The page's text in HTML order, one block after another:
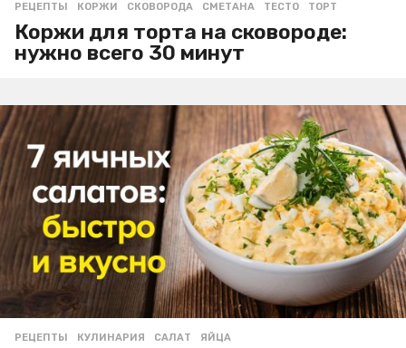
РЕЦЕПТЫ КОРЖИ ,СКОВОРОДА ,СМЕТАНА ,ТЕСТО ,ТОРТ
Коржи для торта на сковороде:
нужно всего 30 минут
РЕЦЕПТЫ КУЛИНАРИЯ ,САЛАТ ,ЯЙЦА